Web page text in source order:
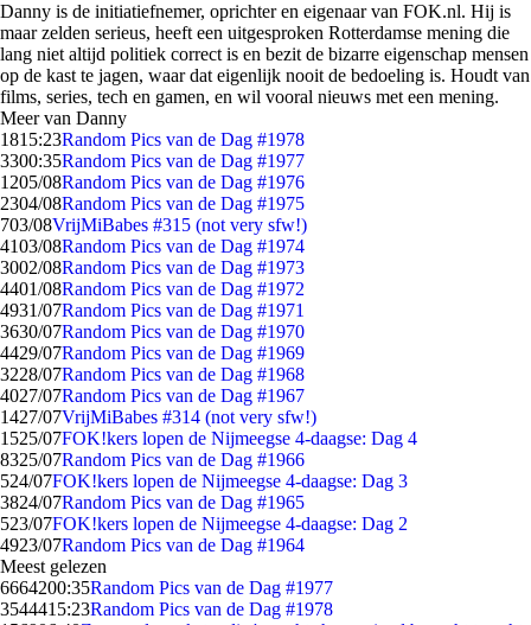
Danny is de initiatiefnemer, oprichter en eigenaar van FOK.nl. Hij is
maar zelden serieus, heeft een uitgesproken Rotterdamse mening die
lang niet altijd politiek correct is en bezit de bizarre eigenschap mensen
op de kast te jagen, waar dat eigenlijk nooit de bedoeling is. Houdt van
films, series, tech en gamen, en wil vooral nieuws met een mening.
Meer van Danny
1815:23Random Pics van de Dag #1978
3300:35Random Pics van de Dag #1977
1205/08Random Pics van de Dag #1976
2304/08Random Pics van de Dag #1975
703/08VrijMiBabes #315 (not very sfw!)
4103/08Random Pics van de Dag #1974
3002/08Random Pics van de Dag #1973
4401/08Random Pics van de Dag #1972
4931/07Random Pics van de Dag #1971
3630/07Random Pics van de Dag #1970
4429/07Random Pics van de Dag #1969
3228/07Random Pics van de Dag #1968
4027/07Random Pics van de Dag #1967
1427/07VrijMiBabes #314 (not very sfw!)
1525/07FOK!kers lopen de Nijmeegse 4-daagse: Dag 4
8325/07Random Pics van de Dag #1966
524/07FOK!kers lopen de Nijmeegse 4-daagse: Dag 3
3824/07Random Pics van de Dag #1965
523/07FOK!kers lopen de Nijmeegse 4-daagse: Dag 2
4923/07Random Pics van de Dag #1964
Meest gelezen
6664200:35Random Pics van de Dag #1977
3544415:23Random Pics van de Dag #1978